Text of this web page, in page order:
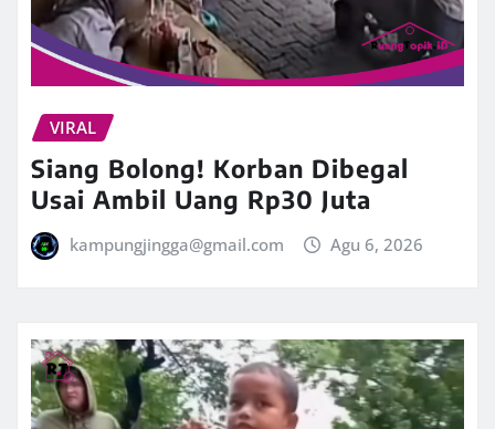
VIRAL
Siang Bolong! Korban Dibegal
Usai Ambil Uang Rp30 Juta
kampungjingga@gmail.com Agu 6, 2026